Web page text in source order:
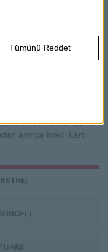
cep telefonunuzdan
bir boşluk bırakarak
yazıp 4477’ye
güncel ya da son ekstre
olan NakitPuan
Kayıt olmanıza ya
anında kredi kartı
Tümünü Reddet